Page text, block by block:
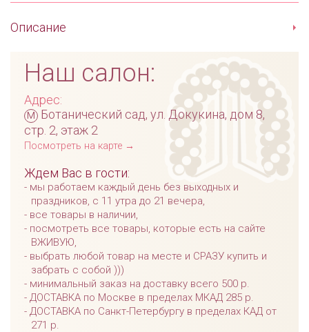
Описание
Наш салон:
Адрес:
м Ботанический сад, ул. Докукина, дом 8,
стр. 2, этаж 2
Посмотреть на карте →
Ждем Вас в гости:
мы работаем каждый день без выходных и
праздников, с 11 утра до 21 вечера,
все товары в наличии,
посмотреть все товары, которые есть на сайте
ВЖИВУЮ,
выбрать любой товар на месте и СРАЗУ купить и
забрать с собой )))
минимальный заказ на доставку всего 500 р.
ДОСТАВКА по Москве в пределах МКАД 285 р.
ДОСТАВКА по Санкт-Петербургу в пределах КАД от
271 р.